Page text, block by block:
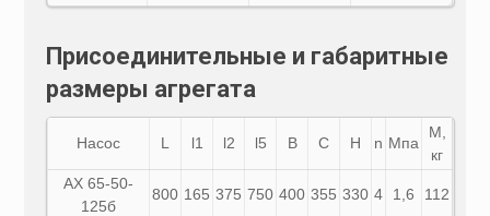
Присоединительные и габаритные
размеры агрегата
Насос L l1 l2 l5 B C H n Мпа
М,
кг
АХ65-50-
125б
800 165 375 750 400 355 330 4 1,6 112